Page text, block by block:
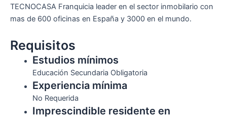
TECNOCASA Franquicia leader en el sector inmobilario con
mas de 600 oficinas en España y 3000 en el mundo.
Requisitos
Estudios mínimos
Educación Secundaria Obligatoria
Experiencia mínima
No Requerida
Imprescindible residente en